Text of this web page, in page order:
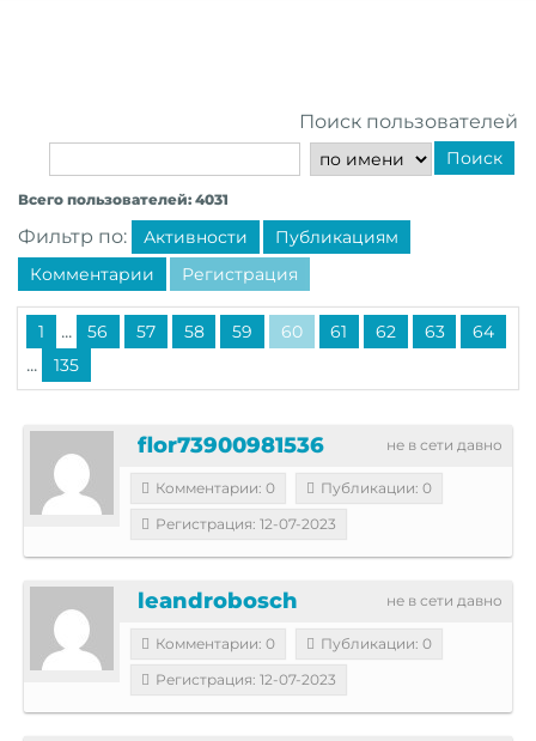
Поиск пользователей
Поиск
Всего пользователей: 4031
Фильтр по: Активности
Публикациям
Комментарии
Регистрация
1 ... 56 57 58 59 60 61 62 63 64
... 135
не в сети давно
flor73900981536
Комментарии: 0
Публикации: 0
Регистрация: 12-07-2023
не в сети давно
leandrobosch
Комментарии: 0
Публикации: 0
Регистрация: 12-07-2023